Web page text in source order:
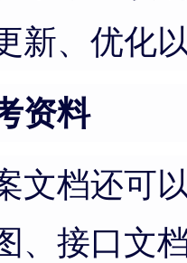
新、优化
资料
文档还可
、接口文